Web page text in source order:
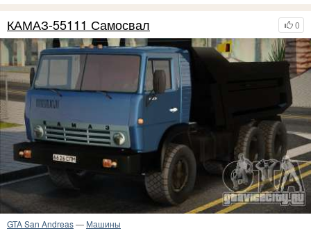
0
КАМАЗ-55111 Самосвал
GTA San Andreas— Машины